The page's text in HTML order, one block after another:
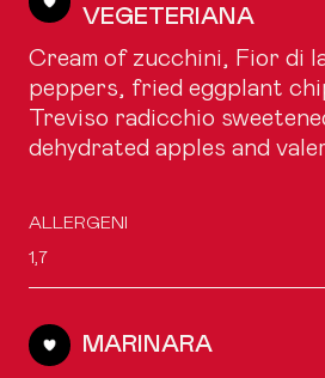
VEGETERIANA
Cream of zucchini, Fior di
peppers, fried eggplant
Treviso radicchio
dehydrated apples and
ALLERGENI
1,7
MARINARA